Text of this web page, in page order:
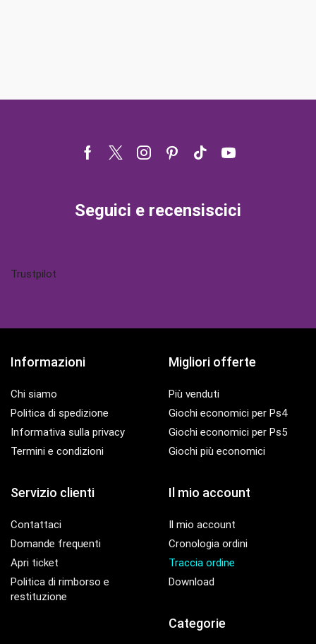
Facebook
TwitterInstagram
Pinterest
Tik- Youtube
Seguici e recensiscici
Trustpilot
Informazioni
Chi siamo
Politica di spedizione
Informativa sulla privacy
Termini e condizioni
Migliori offerte
Più venduti
Giochi economici per Ps4
Giochi economici per Ps5
Giochi più economici
Servizio clienti
Contattaci
Domande frequenti
Apri ticket
Politica di rimborso e
restituzione
Il mio account
Il mio account
Cronologia ordini
Traccia ordine
Download
Categorie